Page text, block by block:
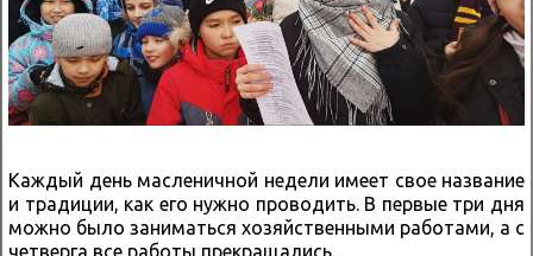
Каждый день масленичной недели имеет свое название
и традиции, как его нужно проводить. В первые три дня
можно было заниматься хозяйственными работами, а с
четверга все работы прекращались.